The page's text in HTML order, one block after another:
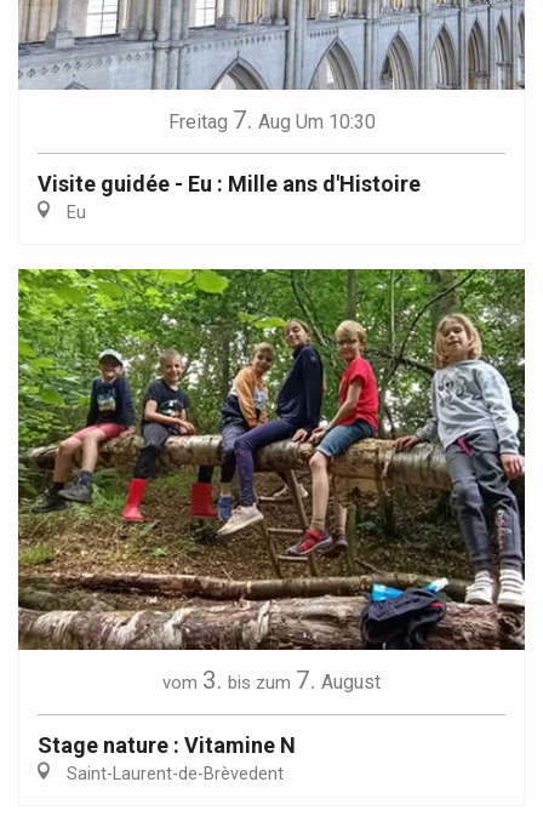
Freitag 7. Aug Um 10:30
Visite guidée - Eu : Mille ans d'Histoire
Eu
vom 3. bis zum 7. August
Stage nature : Vitamine N
Saint-Laurent-de-Brèvedent